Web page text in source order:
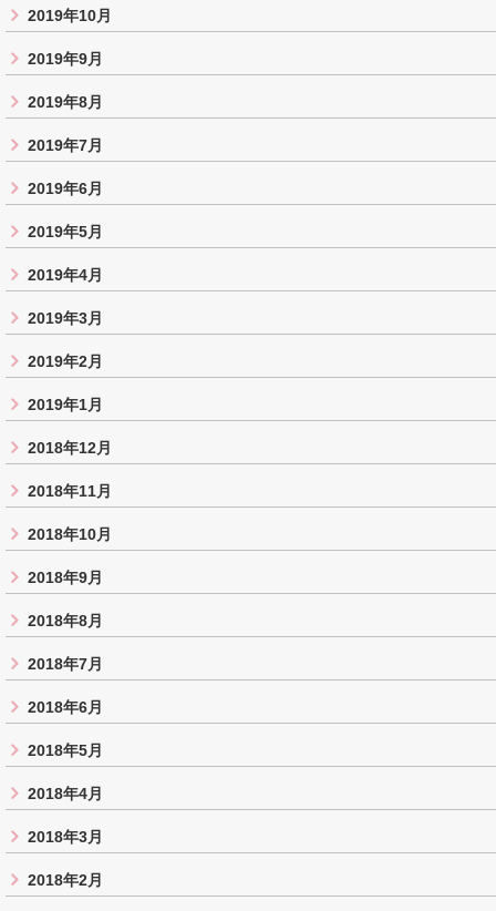
2019年10月
2019年9月
2019年8月
2019年7月
2019年6月
2019年5月
2019年4月
2019年3月
2019年2月
2019年1月
2018年12月
2018年11月
2018年10月
2018年9月
2018年8月
2018年7月
2018年6月
2018年5月
2018年4月
2018年3月
2018年2月